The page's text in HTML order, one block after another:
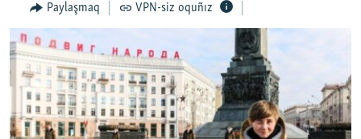
qaytmaq
MEDENİYET
İNSAN AQLARI
VİDEO
SÜRET
BLOGLAR
Paylaşmaq VPN-siz oquñız